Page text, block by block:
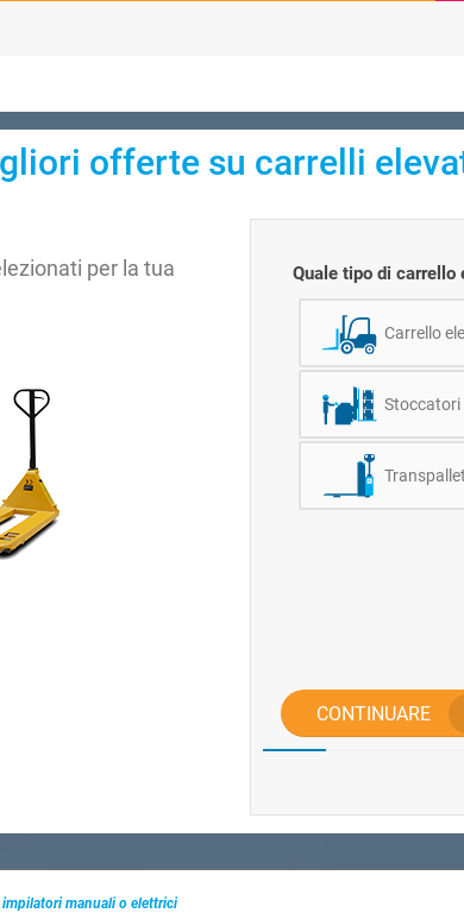
offerte su carrelli
per la tua
Quale tipo di carrello
Carrello
Stoccatori
Transpallet
CONTINUARE
manuali o elettrici